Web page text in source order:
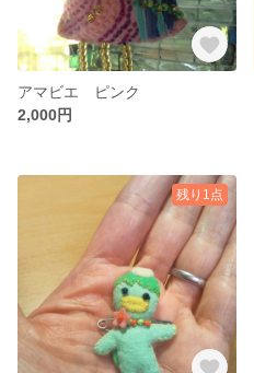
アマビエ ピンク
2,000円
残り1点